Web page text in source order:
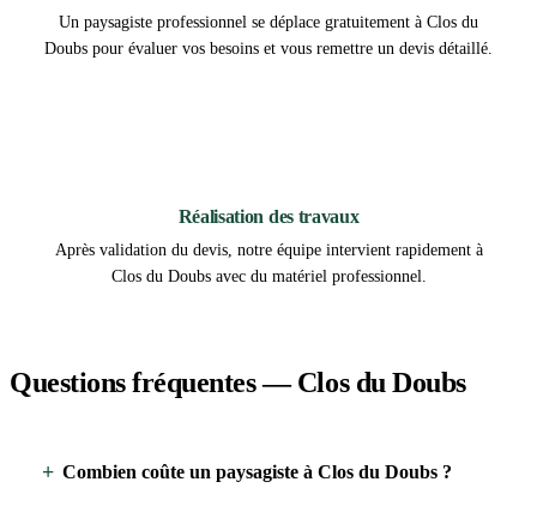
Un paysagiste professionnel se déplace gratuitement à Clos du
Doubs pour évaluer vos besoins et vous remettre un devis détaillé.
Réalisation des travaux
Après validation du devis, notre équipe intervient rapidement à
Clos du Doubs avec du matériel professionnel.
Questions fréquentes — Clos du Doubs
Combien coûte un paysagiste à Clos du Doubs ?